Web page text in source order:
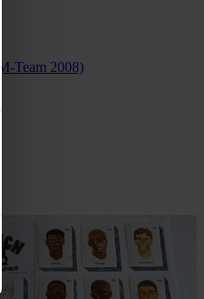
Team 2008)